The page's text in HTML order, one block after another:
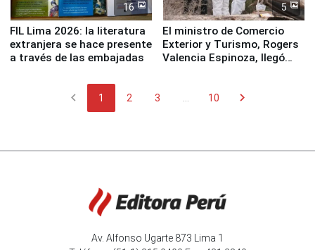
16
FIL Lima 2026: la literatura
extranjera se hace presente
a través de las embajadas
5
El ministro de Comercio
Exterior y Turismo, Rogers
Valencia Espinoza, llegó
chevron_left 1 2 3 10 chevron_right
Av. Alfonso Ugarte 873 Lima 1